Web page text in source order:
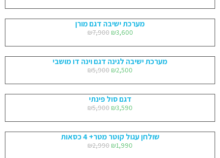
מערכת ישיבה דגם מורן
₪7,900 ₪3,600
מערכת ישיבה לגינה דגם וינה דו מושבי
₪5,900 ₪2,500
דגם סול פינתי
₪5,900 ₪3,590
שולחן עגול קוטר מטר+ 4 כסאות
₪2,990 ₪1,990